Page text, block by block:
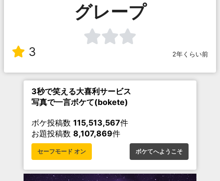
グレープ
3 2年くらい前
3秒で笑える大喜利サービス
写真で一言ボケて(bokete)
ボケ投稿数 115,513,567件
お題投稿数 8,107,869件
セーフモード オン ボケてへようこそ